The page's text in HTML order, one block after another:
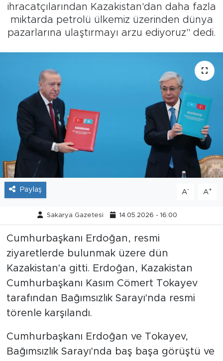
ihracatçılarından Kazakistan'dan daha fazla
miktarda petrolü ülkemiz üzerinden dünya
pazarlarına ulaştırmayı arzu ediyoruz" dedi.
Paylaş A- A+
Sakarya Gazetesi 14.05.2026 - 16:00
Cumhurbaşkanı Erdoğan, resmi
ziyaretlerde bulunmak üzere dün
Kazakistan'a gitti. Erdoğan, Kazakistan
Cumhurbaşkanı Kasım Cömert Tokayev
tarafından Bağımsızlık Sarayı'nda resmi
törenle karşılandı.
Cumhurbaşkanı Erdoğan ve Tokayev,
Bağımsızlık Sarayı'nda baş başa görüştü ve
Kültür Sanat
Söyleşi
Foto Şaka
Teknoloji
Politika
Haber Arşivi